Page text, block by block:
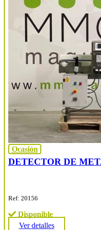
Ocasión
DETECTOR DE
Ref: 20156
Disponible
Ver detalles